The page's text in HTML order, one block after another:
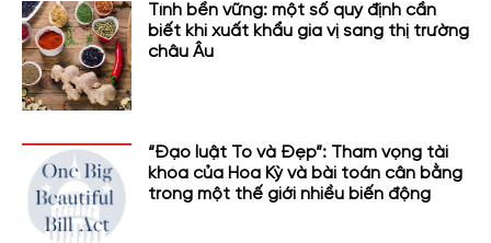
Tính bền vững: một số quy định cần
biết khi xuất khẩu gia vị sang thị trường
châu Âu
“Đạo luật To và Đẹp”: Tham vọng tài
khóa của Hoa Kỳ và bài toán cân bằng
trong một thế giới nhiều biến động